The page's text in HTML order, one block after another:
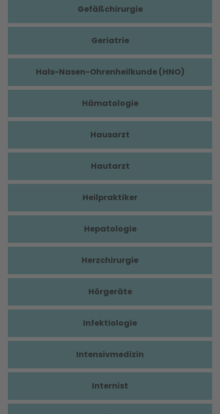
Gefäßchirurgie
Geriatrie
Hals-Nasen-Ohrenheilkunde (HNO)
Hämatologie
Hausarzt
Hautarzt
Heilpraktiker
Hepatologie
Herzchirurgie
Hörgeräte
Infektiologie
Intensivmedizin
Internist